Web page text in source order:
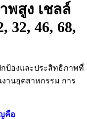
สูง เชลล์
32, 46, 68,
องและประสิทธิภาพที่
านอุตสาหกรรม การ
คือ